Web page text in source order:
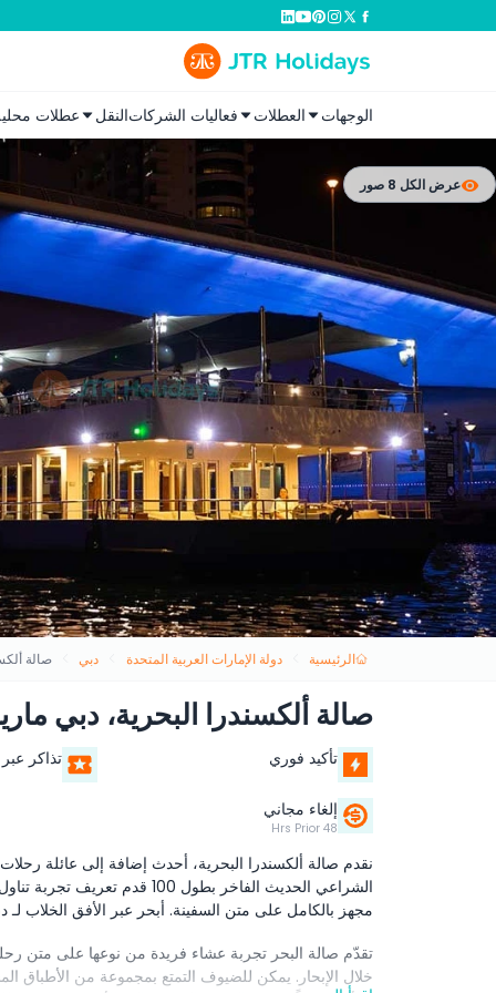
الوجهات العطلات فعاليات الشركاتالنقل عطلات
عرض الكل 8 صور
الرئيسية دولة الإمارات العربية المتحدة دبي صالة
صالة ألكسندرا البحرية، دبي
تأكيد فوري تذاكر
إلغاء مجاني
48 Hrs Prior
الشراعي الحديث الفاخر بطول
مجهز بالكامل على متن السفينة. أبحر عبر الأفق الخلاب لـ
تقدّم صالة البحر تجربة عشاء فريدة من نوعها على متن
خلال الإبحار. يمكن للضيوف التمتع بمجموعة من الأطباق